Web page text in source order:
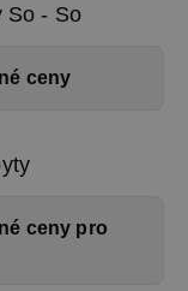
So - So
ceny
ceny pro